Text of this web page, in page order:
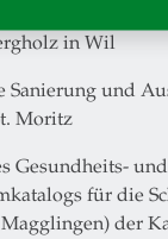
in Wil
Sanierung und
Moritz
Gesundheits- und
für die
der